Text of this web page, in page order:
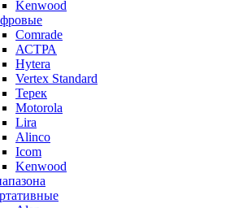
Kenwood
Comrade
АСТРА
Hytera
Vertex Standard
Терек
Motorola
Lira
Alinco
Icom
Kenwood